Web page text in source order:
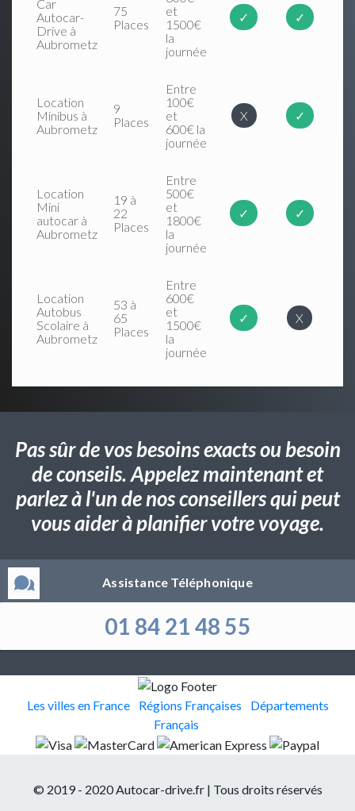
Car
Autocar-
Drive à
Aubrometz
75
Places
et
1500€
la
journée
✓ ✓
Location
Minibus à
Aubrometz
9
Places
Entre
100€
et
600€ la
journée
X ✓
Location
Mini
autocar à
Aubrometz
19 à
22
Places
Entre
500€
et
1800€
la
journée
✓ ✓
Location
Autobus
Scolaire à
Aubrometz
53 à
65
Places
Entre
600€
et
1500€
la
journée
✓ X
Pas sûr de vos besoins exacts ou besoin
de conseils. Appelez maintenant et
parlez à l'un de nos conseillers qui peut
vous aider à planifier votre voyage.
Assistance Téléphonique
01 84 21 48 55
Les villes en France Régions Françaises
Départements
Français
© 2019 - 2020 Autocar-drive.fr | Tous droits réservés